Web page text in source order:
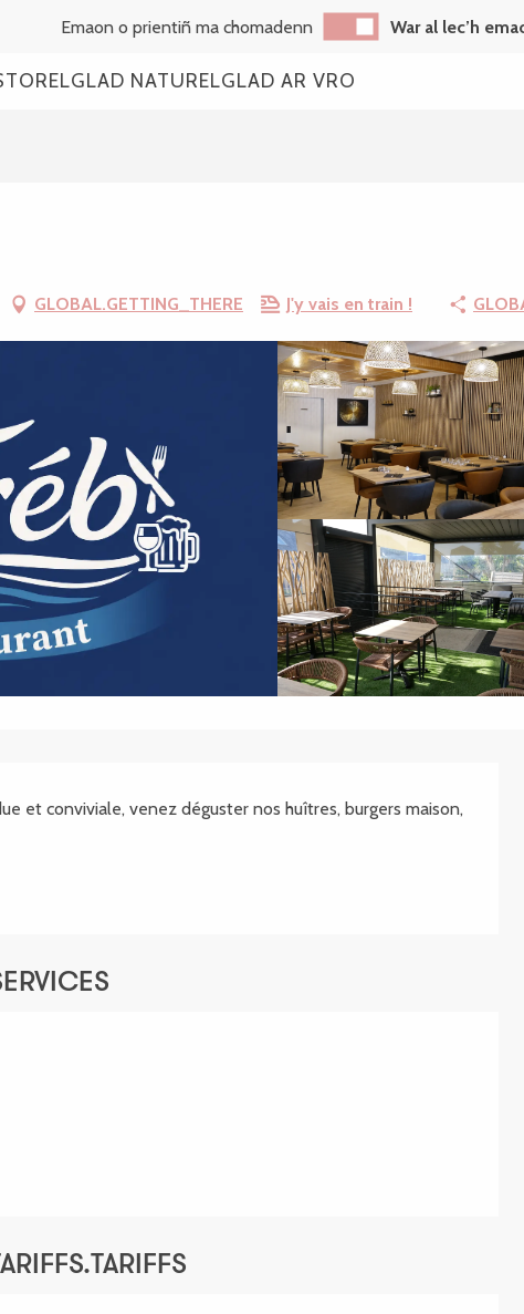
Emaon o prientiñ ma chomadenn War al lec’h
GLAD NATURELGLAD AR VRO
GLOBAL.GETTING_THERE J'y vais en train !
et conviviale, venez déguster nos huîtres, burgers maison,